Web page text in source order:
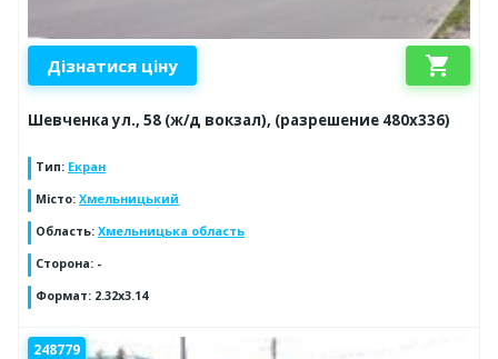
Дізнатися ціну shopping_cart
Шевченка ул., 58 (ж/д вокзал), (разрешение 480х336)
Тип: Екран
Місто: Хмельницький
Область: Хмельницька область
Сторона: -
Формат: 2.32x3.14
248779